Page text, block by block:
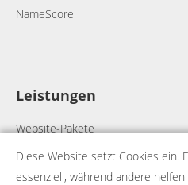
NameScore
Leistungen
Website-Pakete
Webdesign
Webhosting
Diese Website setzt Cookies ein.
essenziell, während andere